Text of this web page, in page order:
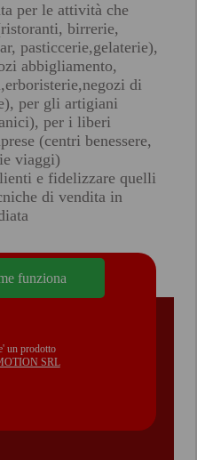
per le attività che
birrerie,
pasticcerie,gelaterie),
abbigliamento,
di
per gli artigiani
per i liberi
(centri benessere,
viaggi)
e fidelizzare quelli
di vendita in
funziona
un prodotto
SRL